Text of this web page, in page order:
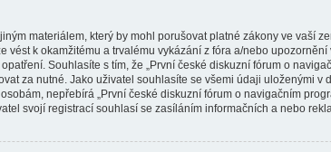
materiálem, který by mohl porušovat platné zákony ve vaší
vést k okamžitému a trvalému vykázání z fóra a/nebo
Souhlasíte s tím, že „První české diskuzní fórum o
za nutné. Jako uživatel souhlasíte se všemi údaji uloženými v
nepřebírá „První české diskuzní fórum o navigačním
svojí registrací souhlasí se zasíláním informačních a nebo